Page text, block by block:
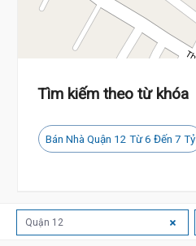
Tìm kiếm theo từ khóa
Bán Nhà Quận 12 Từ 6 Đến 7 Tỷ
Quận 12